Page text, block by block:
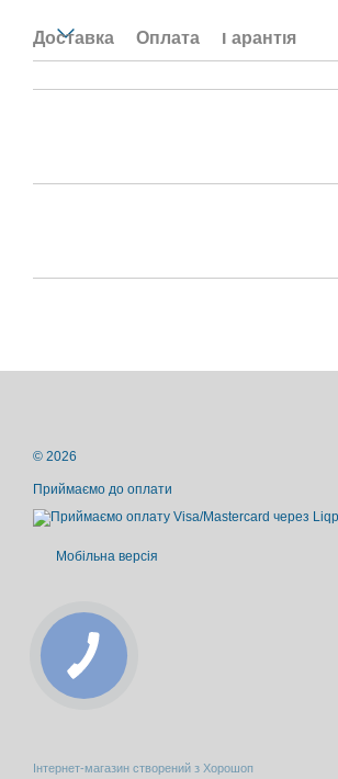
Доставка Оплата Гарантія
© 2026
Приймаємо до оплати
Мобільна версія
Інтернет-магазин створений з Хорошоп